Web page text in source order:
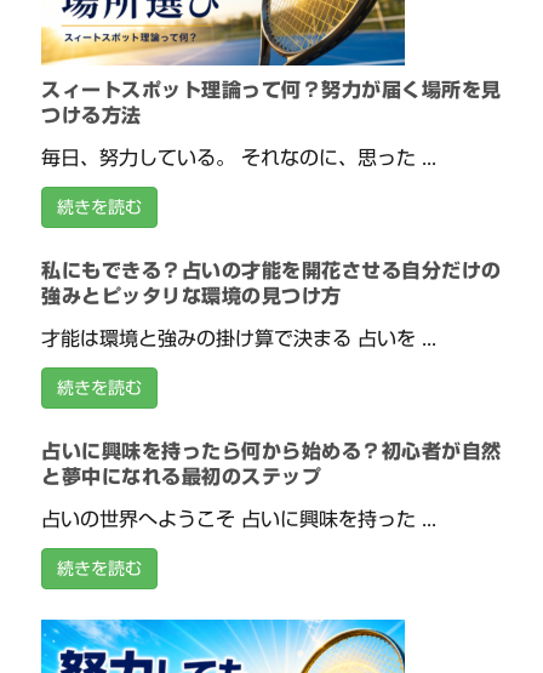
スィートスポット理論って何？努力が届く場所を見
つける方法
毎日、努力している。 それなのに、思った ...
続きを読む
私にもできる？占いの才能を開花させる自分だけの
強みとピッタリな環境の見つけ方
才能は環境と強みの掛け算で決まる 占いを ...
続きを読む
占いに興味を持ったら何から始める？初心者が自然
と夢中になれる最初のステップ
占いの世界へようこそ 占いに興味を持った ...
続きを読む